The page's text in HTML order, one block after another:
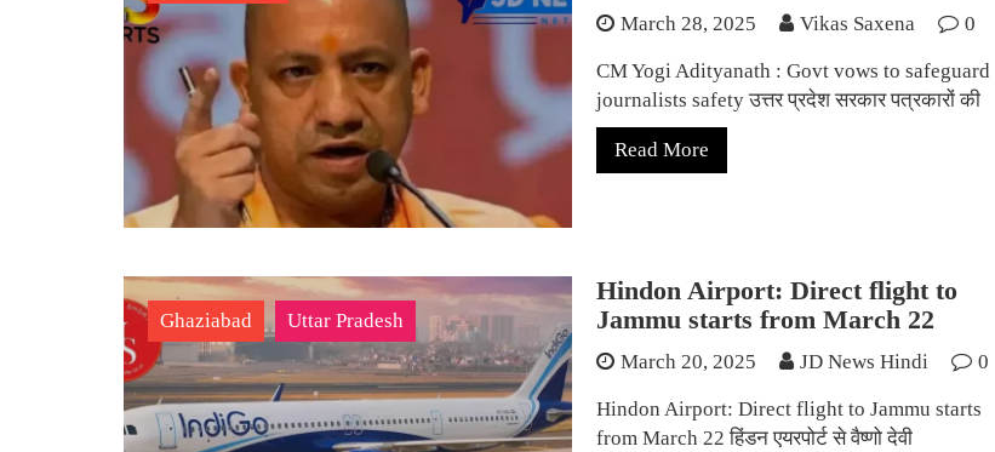
March 28, 2025 Vikas Saxena 0
CM Yogi Adityanath : Govt vows to safeguard
journalists safety उत्तर प्रदेश सरकार पत्रकारों की
Read More
Ghaziabad Uttar Pradesh
Hindon Airport: Direct flight to
Jammu starts from March 22
March 20, 2025 JD News Hindi 0
Hindon Airport: Direct flight to Jammu starts
from March 22 हिंडन एयरपोर्ट से वैष्णो देवी